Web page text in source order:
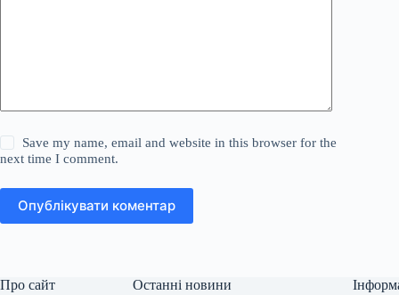
Save my name, email and website in this browser for the
next time I comment.
Опублікувати коментар
Про сайт Останні новини